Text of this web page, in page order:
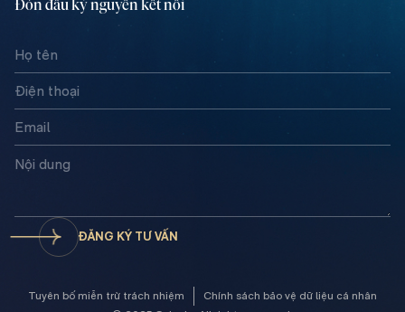
Đón đầu kỷ nguyên kết nối
ĐĂNG KÝ TƯ VẤN
Tuyên bố miễn trừ trách nhiệm​ Chính sách bảo vệ dữ liệu cá nhân